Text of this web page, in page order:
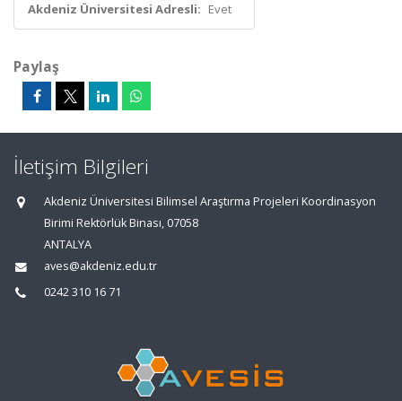
Akdeniz Üniversitesi Adresli: Evet
Paylaş
İletişim Bilgileri
Akdeniz Üniversitesi Bilimsel Araştırma Projeleri Koordinasyon
Birimi Rektörlük Binası, 07058
ANTALYA
aves@akdeniz.edu.tr
0242 310 16 71